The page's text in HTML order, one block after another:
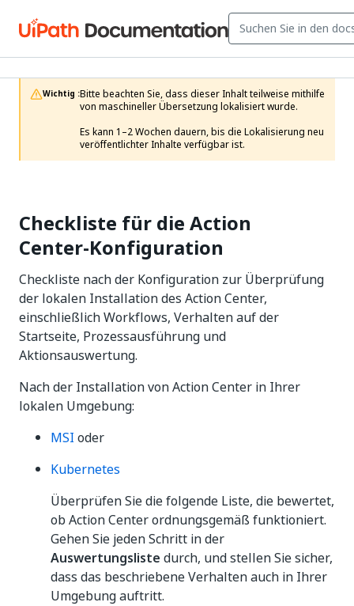
Wichtig :Bitte beachten Sie, dass dieser Inhalt teilweise mithilfe
von maschineller Übersetzung lokalisiert wurde.
Es kann 1–2 Wochen dauern, bis die Lokalisierung neu
veröffentlichter Inhalte verfügbar ist.
Checkliste für die Action
Center-Konfiguration
Checkliste nach der Konfiguration zur Überprüfung
der lokalen Installation des Action Center,
einschließlich Workflows, Verhalten auf der
Startseite, Prozessausführung und
Aktionsauswertung.
Nach der Installation von Action Center in Ihrer
lokalen Umgebung:
MSI oder
Kubernetes
Überprüfen Sie die folgende Liste, die bewertet,
ob Action Center ordnungsgemäß funktioniert.
Gehen Sie jeden Schritt in der
Auswertungsliste durch, und stellen Sie sicher,
dass das beschriebene Verhalten auch in Ihrer
Umgebung auftritt.